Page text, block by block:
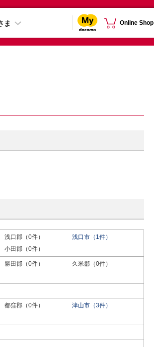
ま Online Shop
浅口郡（0件）
浅口市（1件）
小田郡（0件）
勝田郡（0件）
久米郡（0件）
都窪郡（0件）
津山市（3件）